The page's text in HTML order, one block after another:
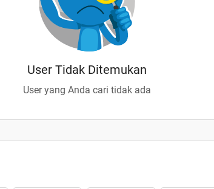
User Tidak Ditemukan
User yang Anda cari tidak ada